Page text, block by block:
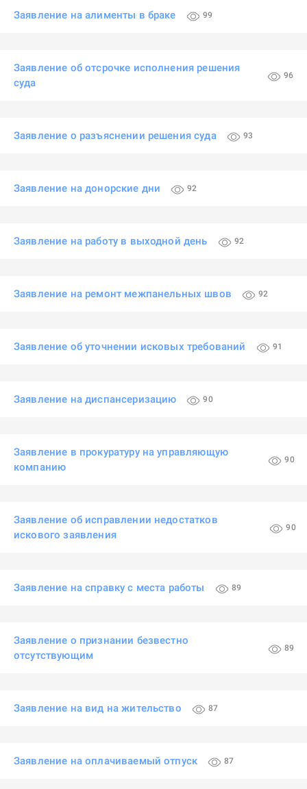
Заявление на алименты в браке 99
Заявление об отсрочке исполнения решения
суда
96
Заявление о разъяснении решения суда 93
Заявление на донорские дни 92
Заявление на работу в выходной день 92
Заявление на ремонт межпанельных швов 92
Заявление об уточнении исковых требований 91
Заявление на диспансеризацию 90
Заявление в прокуратуру на управляющую
компанию
90
Заявление об исправлении недостатков
искового заявления
90
Заявление на справку с места работы 89
Заявление о признании безвестно
отсутствующим
89
Заявление на вид на жительство 87
Заявление на оплачиваемый отпуск 87